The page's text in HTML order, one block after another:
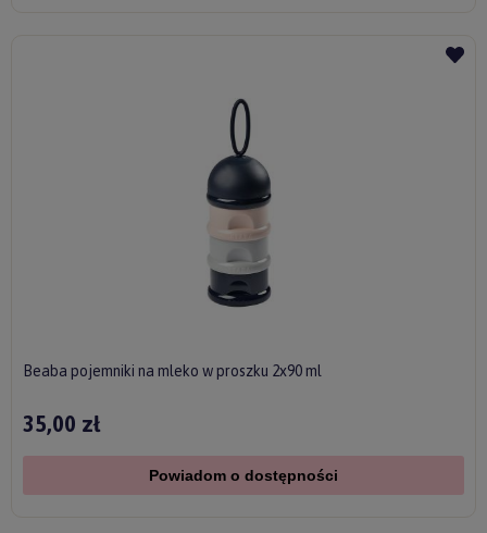
Beaba pojemniki na mleko w proszku 2x90 ml
35,00 zł
Powiadom o dostępności